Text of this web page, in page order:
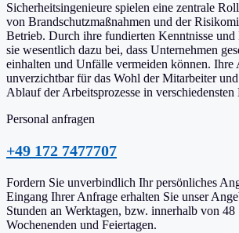
Sicherheitsingenieure spielen eine zentrale
von Brandschutzmaßnahmen und der
Betrieb. Durch ihre fundierten Kenntnisse und
sie wesentlich dazu bei, dass Unternehmen
einhalten und Unfälle vermeiden können. Ihre
unverzichtbar für das Wohl der Mitarbeiter
Ablauf der Arbeitsprozesse in verschiedensten
Personal anfragen
+49 172 7477707
Fordern Sie unverbindlich Ihr persönliches
Eingang Ihrer Anfrage erhalten Sie unser
Stunden an Werktagen, bzw. innerhalb von 48
Wochenenden und Feiertagen.